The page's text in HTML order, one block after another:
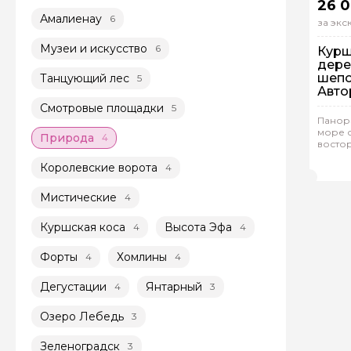
Амалиенау 6
Музеи и искусство 6
Танцующий лес 5
Смотровые площадки 5
Природа 4
Королевские ворота 4
Мистические 4
Куршская коса 4 Высота Эфа 4
Форты 4 Хомлины 4
Дегустации 4 Янтарный 3
Озеро Лебедь 3
Зеленоградск 3
26
за
из
море
На